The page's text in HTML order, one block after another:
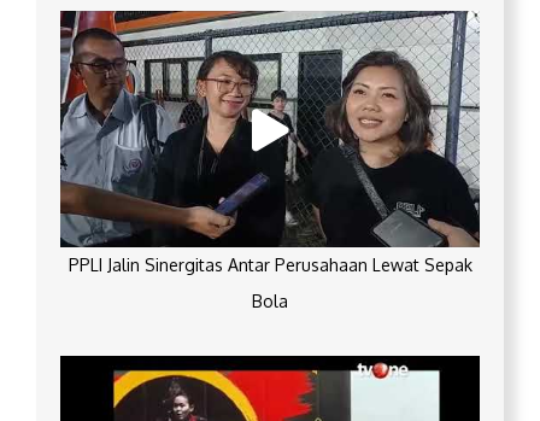
PPLI Jalin Sinergitas Antar Perusahaan Lewat Sepak
Bola